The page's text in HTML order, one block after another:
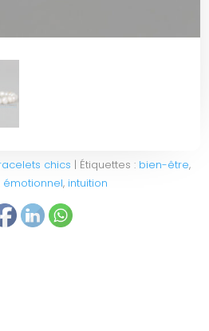
chics Étiquettes : bien-être,
, intuition